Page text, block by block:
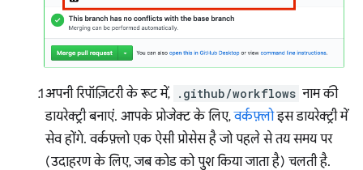
अपनी रिपॉज़िटरी के रूट में, .github/workflows नाम की
डायरेक्ट्री बनाएं. आपके प्रोजेक्ट के लिए,वर्कफ़्लोइस डायरेक्ट्री में
सेव होंगे. वर्कफ़्लो एक ऐसी प्रोसेस है जो पहले से तय समय पर
(उदाहरण के लिए, जब कोड को पुश किया जाता है) चलती है.